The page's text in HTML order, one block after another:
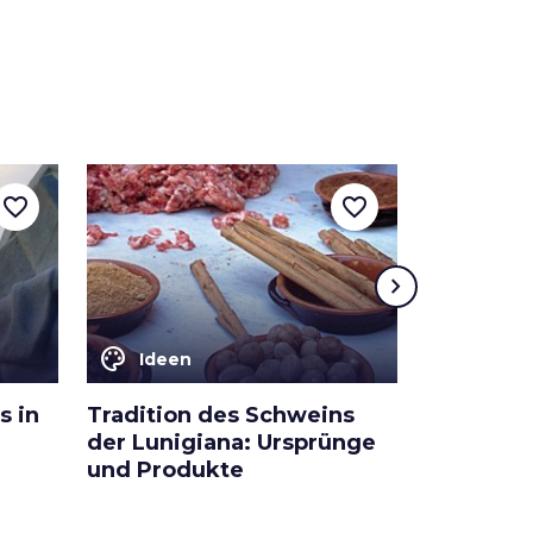
in
favorite_border
color_lens Ideen
Tradition des Schweins
der Lunigiana: Ursprünge
und Produkte
favorite_border
chevron_right